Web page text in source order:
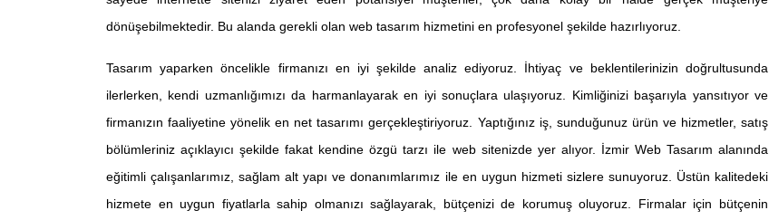
dönüşebilmektedir. Bu alanda gerekli olan web tasarım hizmetini en profesyonel şekilde hazırlıyoruz.
Tasarım yaparken öncelikle firmanızı en iyi şekilde analiz ediyoruz. İhtiyaç ve beklentilerinizin doğrultusunda
ilerlerken, kendi uzmanlığımızı da harmanlayarak en iyi sonuçlara ulaşıyoruz. Kimliğinizi başarıyla yansıtıyor ve
firmanızın faaliyetine yönelik en net tasarımı gerçekleştiriyoruz. Yaptığınız iş, sunduğunuz ürün ve hizmetler, satış
bölümleriniz açıklayıcı şekilde fakat kendine özgü tarzı ile web sitenizde yer alıyor. İzmir Web Tasarım alanında
eğitimli çalışanlarımız, sağlam alt yapı ve donanımlarımız ile en uygun hizmeti sizlere sunuyoruz. Üstün kalitedeki
hizmete en uygun fiyatlarla sahip olmanızı sağlayarak, bütçenizi de korumuş oluyoruz. Firmalar için bütçenin